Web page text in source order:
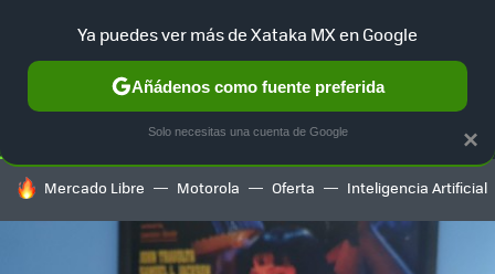
SELECCIÓN GAMING HOME AUTO TERRITORIO
HOY SE HABLA DE
Mercado Libre Motorola Oferta Inteligencia Artificial
×
Ya puedes ver más de Xataka MX en Google
Añádenos como fuente preferida
Solo necesitas una cuenta de Google